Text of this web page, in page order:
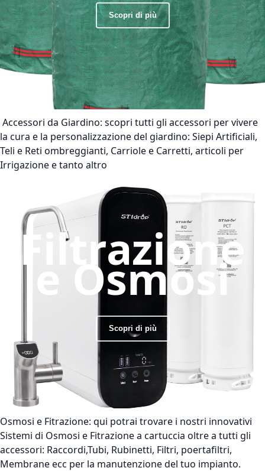
Scopri di più
Accessori da Giardino: scopri tutti gli accessori per vivere
la cura e la personalizzazione del giardino: Siepi Artificiali,
Teli e Reti ombreggianti, Carriole e Carretti, articoli per
Irrigazione e tanto altro
Filtrazione
e Osmosi
Scopri di più
Osmosi e Fitrazione: qui potrai trovare i nostri innovativi
Sistemi di Osmosi e Fitrazione a cartuccia oltre a tutti gli
accessori: Raccordi,Tubi, Rubinetti, Filtri, poertafiltri,
Membrane ecc per la manutenzione del tuo impianto.